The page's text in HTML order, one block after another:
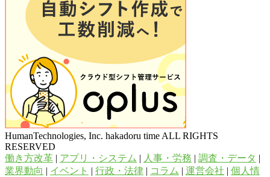
HumanTechnologies, Inc. hakadoru time ALL RIGHTS
RESERVED
働き方改革 | アプリ・システム | 人事・労務 | 調査・データ |
業界動向 | イベント | 行政・法律 | コラム | 運営会社 | 個人情